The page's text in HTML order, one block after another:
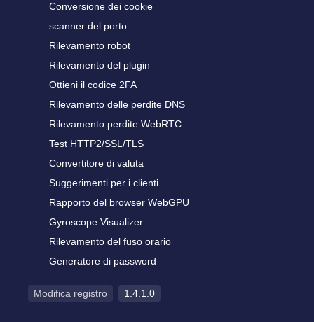
Conversione dei cookie
scanner del porto
Rilevamento robot
Rilevamento del plugin
Ottieni il codice 2FA
Rilevamento delle perdite DNS
Rilevamento perdite WebRTC
Test HTTP2/SSL/TLS
Convertitore di valuta
Suggerimenti per i clienti
Rapporto del browser WebGPU
Gyroscope Visualizer
Rilevamento del fuso orario
Generatore di password
Modifica registro 1.4.1.0